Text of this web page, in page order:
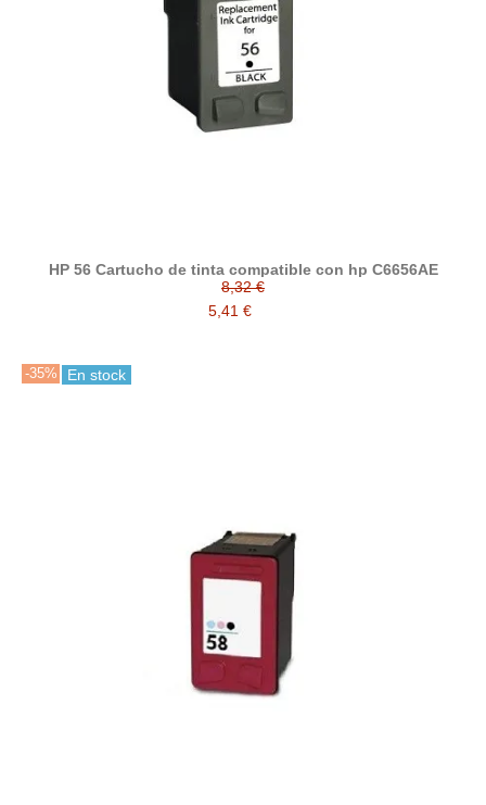
HP 56 Cartucho de tinta compatible con hp C6656AE
8,32 €
5,41 €
-35% En stock